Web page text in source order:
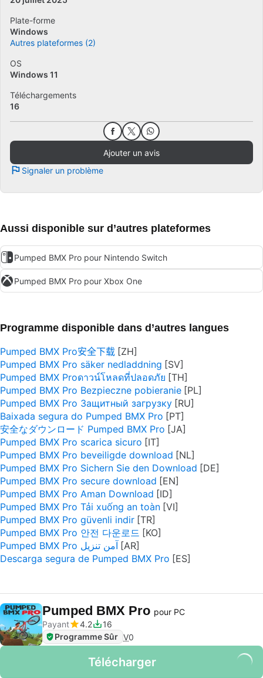
Plate-forme
Windows
Autres plateformes (2)
OS
Windows 11
Téléchargements
16
Ajouter un avis
Signaler un problème
Aussi disponible sur d’autres plateformes
Pumped BMX Pro pour Nintendo Switch
Pumped BMX Pro pour Xbox One
Programme disponible dans d’autres langues
Pumped BMX Pro安全下载
Pumped BMX Pro säker nedladdning
Pumped BMX Proดาวน์โหลดที่ปลอดภัย
Pumped BMX Pro Bezpieczne pobieranie
Pumped BMX Pro Защитный загрузку
Baixada segura do Pumped BMX Pro
安全なダウンロード Pumped BMX Pro
Pumped BMX Pro scarica sicuro
Pumped BMX Pro beveiligde download
Pumped BMX Pro Sichern Sie den Download
Pumped BMX Pro secure download
Pumped BMX Pro Aman Download
Pumped BMX Pro Tải xuống an toàn
Pumped BMX Pro güvenli indir
Pumped BMX Pro 안전 다운로드
Pumped BMX Pro آمن تنزيل
Descarga segura de Pumped BMX Pro
Pumped BMX Pro pour PC
Payant
4.2
16
Programme Sûr V0
Télécharger